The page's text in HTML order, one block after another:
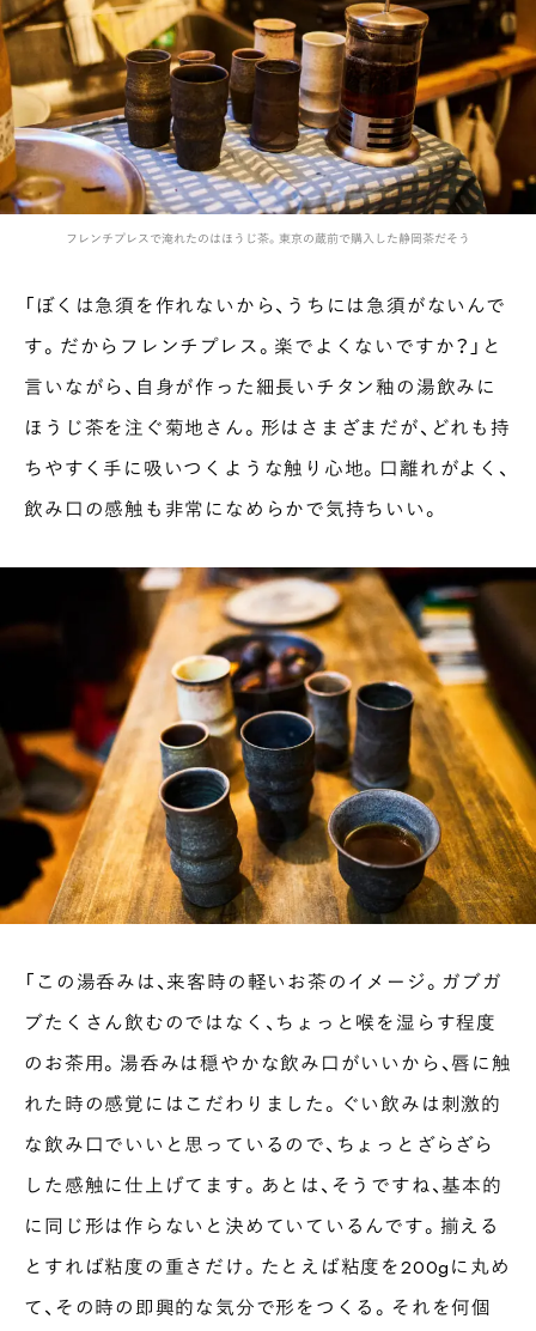
フレンチプレスで淹れたのはほうじ茶。東京の蔵前で購入した静岡茶だそう
「ぼくは急須を作れないから、うちには急須がないんで
す。だからフレンチプレス。楽でよくないですか？」と
言いながら、自身が作った細長いチタン釉の湯飲みに
ほうじ茶を注ぐ菊地さん。形はさまざまだが、どれも持
ちやすく手に吸いつくような触り心地。口離れがよく、
飲み口の感触も非常になめらかで気持ちいい。
「この湯呑みは、来客時の軽いお茶のイメージ。ガブガ
ブたくさん飲むのではなく、ちょっと喉を湿らす程度
のお茶用。湯呑みは穏やかな飲み口がいいから、唇に触
れた時の感覚にはこだわりました。ぐい飲みは刺激的
な飲み口でいいと思っているので、ちょっとざらざら
した感触に仕上げてます。あとは、そうですね、基本的
に同じ形は作らないと決めていているんです。揃える
とすれば粘度の重さだけ。たとえば粘度を200gに丸め
て、その時の即興的な気分で形をつくる。それを何個